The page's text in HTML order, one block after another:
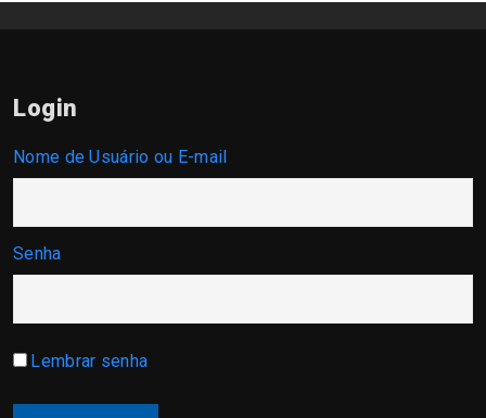
Login
Nome de Usuário ou E-mail
Senha
Lembrar senha